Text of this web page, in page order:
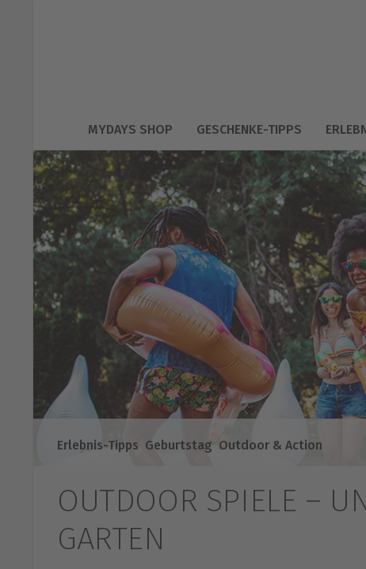
MYDAYS SHOP GESCHENKE-TIPPS
Erlebnis-Tipps Geburtstag Outdoor & Action
OUTDOOR SPIELE –
GARTEN